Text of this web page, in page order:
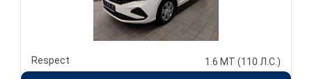
Respect 1.6 MT (110 Л.С.)